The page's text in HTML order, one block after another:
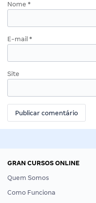
Nome *
E-mail *
Site
GRAN CURSOS ONLINE
Quem Somos
Como Funciona